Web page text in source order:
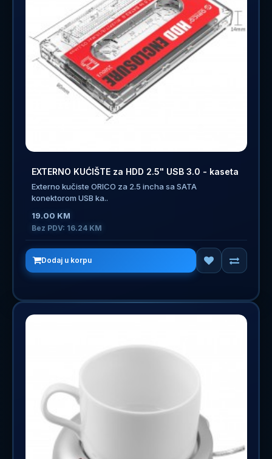
EXTERNO KUĆIŠTE za HDD 2.5" USB 3.0 - kaseta
Externo kučiste ORICO za 2.5 incha sa SATA
konektorom USB ka..
19.00 KM
Bez PDV: 16.24 KM
Dodaj u korpu